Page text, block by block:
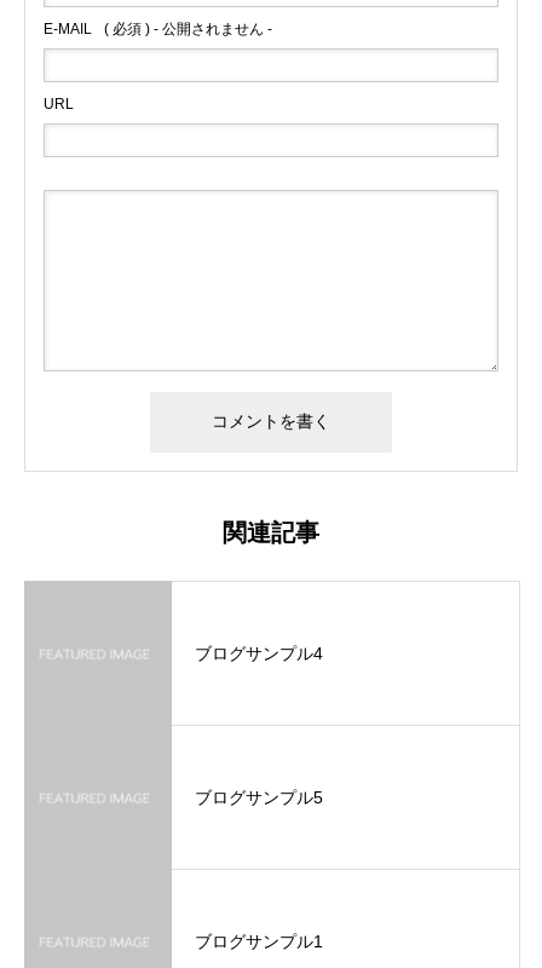
E-MAIL ( 必須 ) - 公開されません -
URL
関連記事
ブログサンプル4
ブログサンプル5
ブログサンプル1